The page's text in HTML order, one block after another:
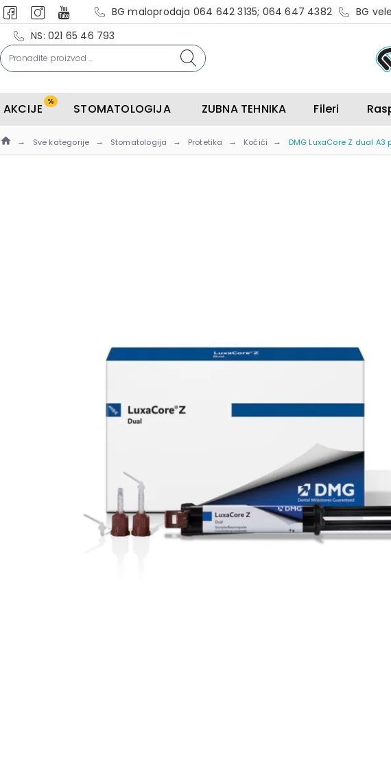
BG maloprodaja 064 642 3135; 064 647 4382
BG
NS: 021 65 46 793
AKCIJE % STOMATOLOGIJA ZUBNA TEHNIKA Fileri
Sve kategorije Stomatologija Protetika Kočići DMG LuxaCore Z dual A3